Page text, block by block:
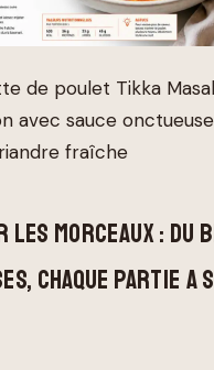
de poulet Tikka
avec sauce onctueuse
fraîche
LES MORCEAUX : DU
CHAQUE PARTIE A